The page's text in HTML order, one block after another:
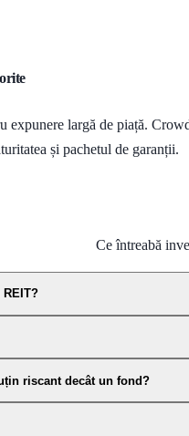
largă de piață.
și pachetul de garanții.
Ce întreabă
riscant decât un fond?